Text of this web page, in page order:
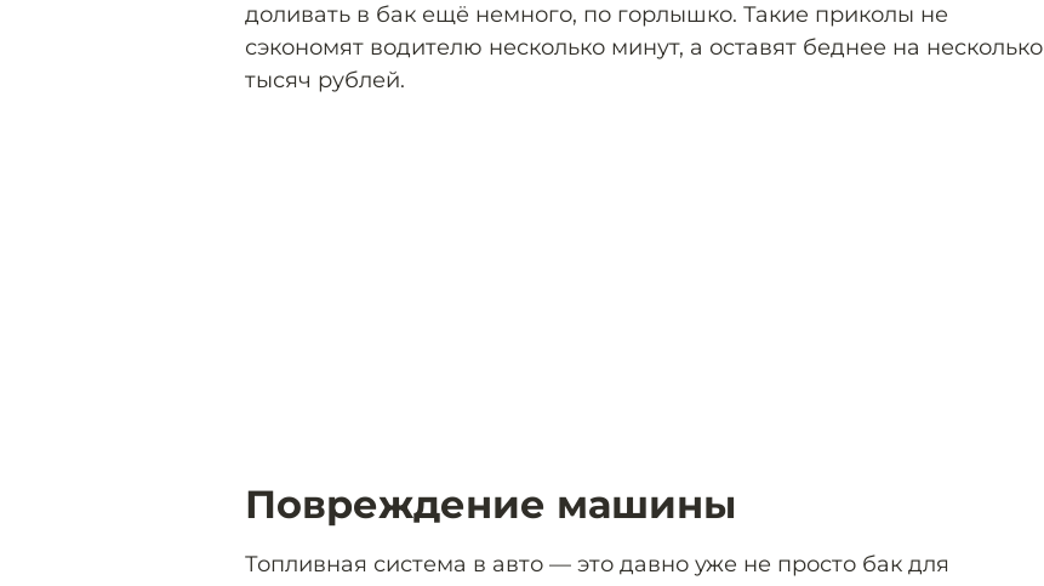
доливать в бак ещё немного, по горлышко. Такие приколы не
сэкономят водителю несколько минут, а оставят беднее на несколько
тысяч рублей.
Повреждение машины
Топливная система в авто — это давно уже не просто бак для